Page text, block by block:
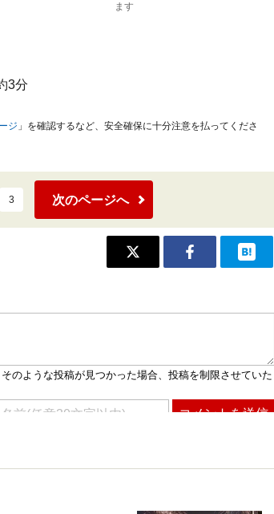
ます
3分
ジ 」を確認するなど、安全確保に十分注意を払ってくださ
3 次のページへ